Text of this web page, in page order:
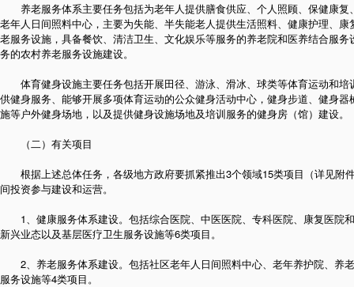
养老服务体系主要任务包括为老年人提供膳食供应、个人照顾、保健康复
老年人日间照料中心，主要为失能、半失能老人提供生活照料、健康护理、
老服务设施，具备餐饮、清洁卫生、文化娱乐等服务的养老院和医养结合服
务的农村养老服务设施建设。
体育健身设施主要任务包括开展田径、游泳、滑冰、球类等体育运动和培
供健身服务、能够开展多项体育运动的公众健身活动中心，健身步道、健身
施等户外健身场地，以及提供健身设施场地及培训服务的健身房（馆）建设。
（二）有关项目
根据上述总体任务，各级地方政府要抓紧推出3个领域15类项目（详见附
间投资参与建设和运营。
1、健康服务体系建设。包括综合医院、中医医院、专科医院、康复医院
新兴业态以及基层医疗卫生服务设施等6类项目。
2、养老服务体系建设。包括社区老年人日间照料中心、老年养护院、养
服务设施等4类项目。